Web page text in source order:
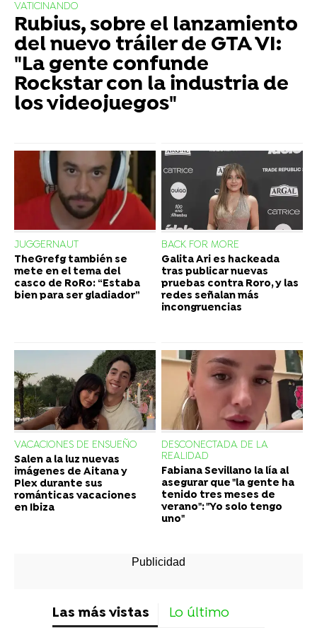
VATICINANDO
Rubius, sobre el lanzamiento
del nuevo tráiler de GTA VI:
"La gente confunde
Rockstar con la industria de
los videojuegos"
JUGGERNAUT
TheGrefg también se
mete en el tema del
casco de RoRo: “Estaba
bien para ser gladiador”
BACK FOR MORE
Galita Ari es hackeada
tras publicar nuevas
pruebas contra Roro, y las
redes señalan más
incongruencias
VACACIONES DE ENSUEÑO
Salen a la luz nuevas
imágenes de Aitana y
Plex durante sus
románticas vacaciones
en Ibiza
DESCONECTADA DE LA
REALIDAD
Fabiana Sevillano la lía al
asegurar que "la gente ha
tenido tres meses de
verano": "Yo solo tengo
uno"
Las más vistas Lo último